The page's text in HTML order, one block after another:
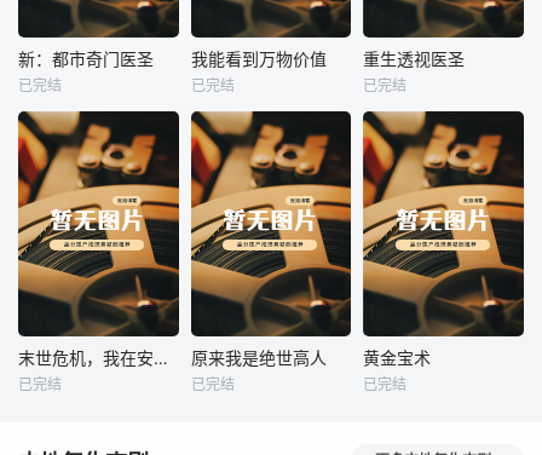
热播
未知
新：都市奇门医圣
已完结
热播
未知
我能看到万物价值
已完结
热播
重生透视医圣
未知
重生透视医圣
已完结
热播 末世危机，我在安全屋里做大佬
已完结
热播
原来我是绝世高人
已完结
热播
黄金宝术
黄金宝术
已完结